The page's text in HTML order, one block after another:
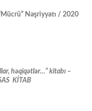
Nəşriyyatı / 2020
həqiqətlər…” kitabı –
KİTAB